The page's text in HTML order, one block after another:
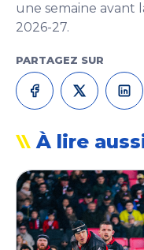
PARTAGEZ SUR
une semaine avant
2026-27.
À lire